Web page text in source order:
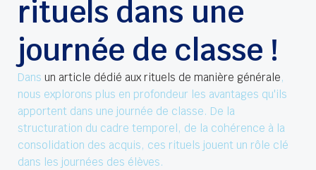
rituels dans une
journée de classe !
Dans un article dédié aux rituels de manière générale,
nous explorons plus en profondeur les avantages qu'ils
apportent dans une journée de classe. De la
structuration du cadre temporel, de la cohérence à la
consolidation des acquis, ces rituels jouent un rôle clé
dans les journées des élèves.